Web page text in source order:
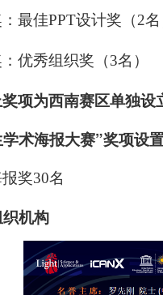
最佳PPT设计奖（2
优秀组织奖（3名）
项为西南赛区单独
术海报大赛”奖项设
奖30名
机构